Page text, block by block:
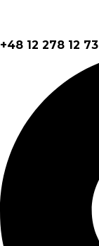
+48 12 278 12 73